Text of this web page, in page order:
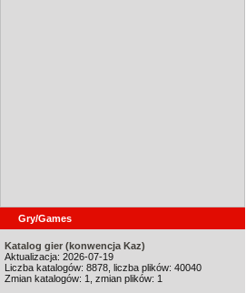
Gry/Games
Katalog gier (konwencja Kaz)
Aktualizacja: 2026-07-19
Liczba katalogów: 8878, liczba plików: 40040
Zmian katalogów: 1, zmian plików: 1